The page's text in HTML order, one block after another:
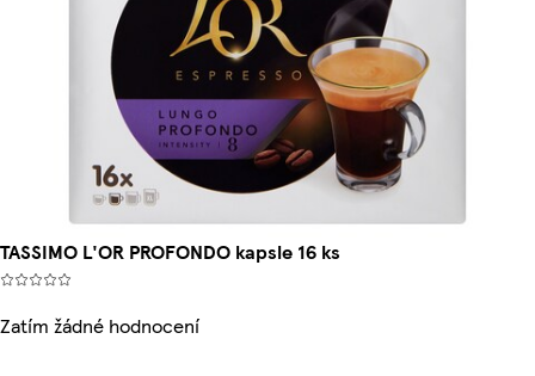
TASSIMO L'OR PROFONDO kapsle 16 ks
Zatím žádné hodnocení